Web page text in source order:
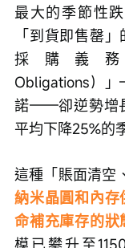
最大的季節性
「到貨即售罄
採購義務（
Obligations）
諾——卻逆勢增
平均下降25%的
這種「賬面清空
納米晶圓和內
命補充庫存的狀
模已攀升至